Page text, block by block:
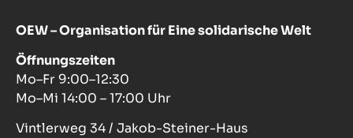
OEW – Organisation für Eine solidarische Welt
Öffnungszeiten
Mo–Fr 9:00–12:30
Mo–Mi 14:00 – 17:00 Uhr
Vintlerweg 34 / Jakob-Steiner-Haus